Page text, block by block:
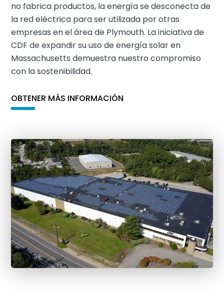
no fabrica productos, la energía se desconecta de
la red eléctrica para ser utilizada por otras
empresas en el área de Plymouth. La iniciativa de
CDF de expandir su uso de energía solar en
Massachusetts demuestra nuestro compromiso
con la sostenibilidad.
OBTENER MÁS INFORMACIÓN